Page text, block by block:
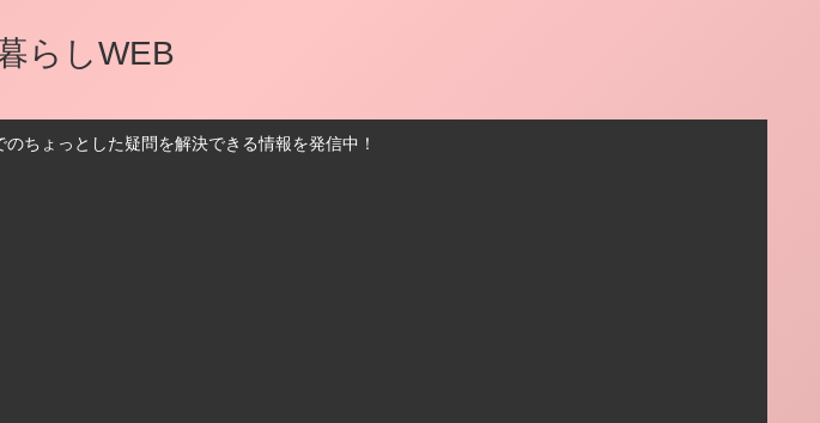
らしWEB
ちょっとした疑問を解決できる情報を発信中！